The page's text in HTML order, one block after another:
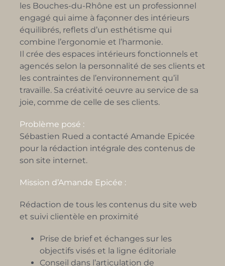
les Bouches-du-Rhône est un professionnel
engagé qui aime à façonner des intérieurs
équilibrés, reflets d’un esthétisme qui
combine l’ergonomie et l’harmonie.
Il crée des espaces intérieurs fonctionnels et
agencés selon la personnalité de ses clients et
les contraintes de l’environnement qu’il
travaille. Sa créativité oeuvre au service de sa
joie, comme de celle de ses clients.
Problème posé :
Sébastien Rued a contacté Amande Epicée
pour la rédaction intégrale des contenus de
son site internet.
Mission d’Amande Epicée :
Rédaction de tous les contenus du site web
et suivi clientèle en proximité
Prise de brief et échanges sur les
objectifs visés et la ligne éditoriale
Conseil dans l’articulation de